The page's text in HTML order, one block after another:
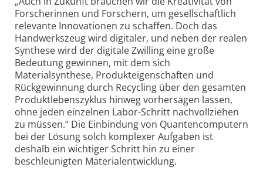
Forscherinnen und Forschern, um gesellschaftlich
relevante Innovationen zu schaffen. Doch das
Handwerkszeug wird digitaler, und neben der realen
Synthese wird der digitale Zwilling eine große
Bedeutung gewinnen, mit dem sich
Materialsynthese, Produkteigenschaften und
Rückgewinnung durch Recycling über den gesamten
Produktlebenszyklus hinweg vorhersagen lassen,
ohne jeden einzelnen Labor-Schritt nachvollziehen
zu müssen.“ Die Einbindung von Quantencomputern
bei der Lösung solch komplexer Aufgaben ist
deshalb ein wichtiger Schritt hin zu einer
beschleunigten Materialentwicklung.